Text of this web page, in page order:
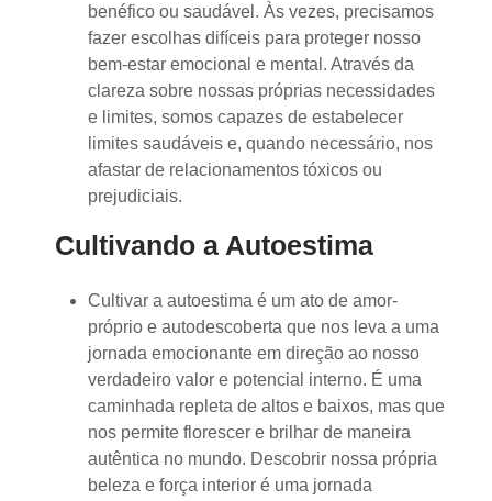
benéfico ou saudável. Às vezes, precisamos
fazer escolhas difíceis para proteger nosso
bem-estar emocional e mental. Através da
clareza sobre nossas próprias necessidades
e limites, somos capazes de estabelecer
limites saudáveis e, quando necessário, nos
afastar de relacionamentos tóxicos ou
prejudiciais.
Cultivando a Autoestima
Cultivar a autoestima é um ato de amor-
próprio e autodescoberta que nos leva a uma
jornada emocionante em direção ao nosso
verdadeiro valor e potencial interno. É uma
caminhada repleta de altos e baixos, mas que
nos permite florescer e brilhar de maneira
autêntica no mundo. Descobrir nossa própria
beleza e força interior é uma jornada